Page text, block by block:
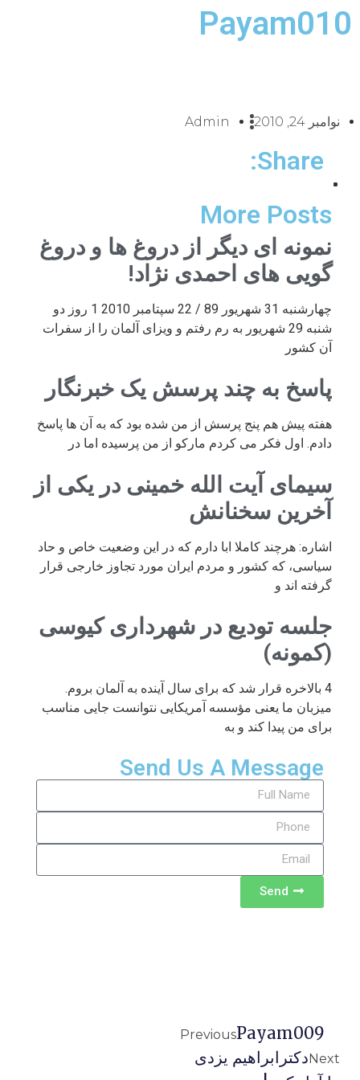
Payam010
نوامبر 24, 2010 Admin
Share:
More Posts
نمونه ای دیگر از دروغ ها و دروغ
گویی های احمدی نژاد!
چهارشنبه 31 شهریور 89 / 22 سپتامبر 2010 1 روز دو
شنبه 29 شهریور به رم رفتم و ویزای آلمان را از سفرات
آن کشور
پاسخ به چند پرسش یک خبرنگار
هفته پیش هم پنج پرسش از من شده بود که به آن ها پاسخ
دادم. اول فکر می کردم مارکو از من پرسیده اما در
سیمای آیت الله خمینی در یکی از
آخرین سخنانش
اشاره: هرچند کاملا ابا دارم که در این وضعیت خاص و حاد
سیاسی، که کشور و مردم ایران مورد تجاوز خارجی قرار
گرفته اند و
جلسه تودیع در شهرداری کیوسی
(کمونه)
4 بالاخره قرار شد که برای سال آینده به آلمان بروم.
میزبان ما یعنی مؤسسه آمریکایی نتوانست جایی مناسب
برای من پیدا کند و به
Send Us A Message
Send
PreviousPayam009
Nextدکترابراهیم یزدی